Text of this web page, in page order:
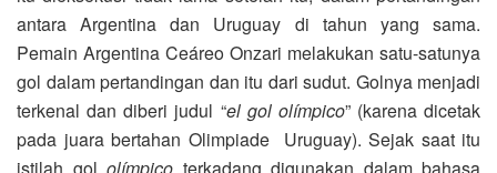
antara Argentina dan Uruguay di tahun yang sama.
Pemain Argentina Ceáreo Onzari melakukan satu-satunya
gol dalam pertandingan dan itu dari sudut. Golnya menjadi
terkenal dan diberi judul “el gol olímpico” (karena dicetak
pada juara bertahan Olimpiade Uruguay). Sejak saat itu
istilah gol olímpico terkadang digunakan dalam bahasa